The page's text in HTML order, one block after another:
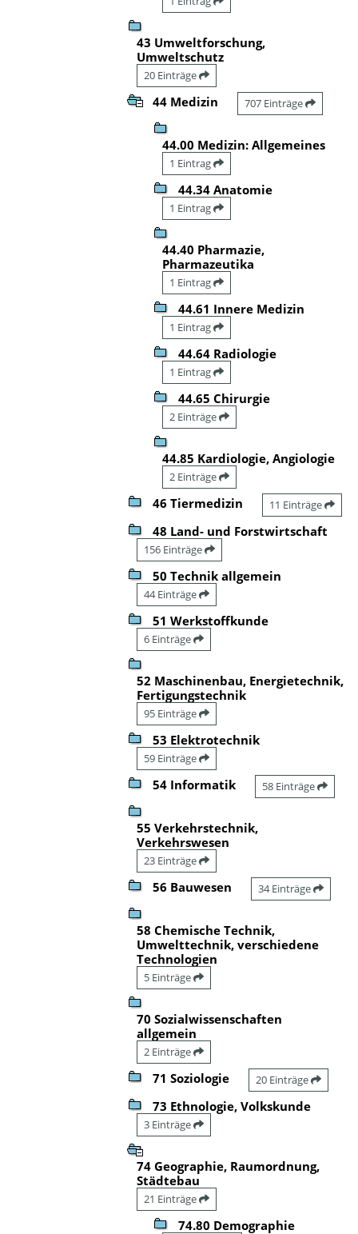
43 Umweltforschung,
Umweltschutz
20 Einträge
44 Medizin 707 Einträge
44.00 Medizin: Allgemeines
1 Eintrag
44.34 Anatomie
1 Eintrag
44.40 Pharmazie,
Pharmazeutika
1 Eintrag
44.61 Innere Medizin
1 Eintrag
44.64 Radiologie
1 Eintrag
44.65 Chirurgie
2 Einträge
44.85 Kardiologie, Angiologie
2 Einträge
46 Tiermedizin 11 Einträge
48 Land- und Forstwirtschaft
156 Einträge
50 Technik allgemein
44 Einträge
51 Werkstoffkunde
6 Einträge
52 Maschinenbau, Energietechnik,
Fertigungstechnik
95 Einträge
53 Elektrotechnik
59 Einträge
54 Informatik 58 Einträge
55 Verkehrstechnik,
Verkehrswesen
23 Einträge
56 Bauwesen 34 Einträge
58 Chemische Technik,
Umwelttechnik, verschiedene
Technologien
5 Einträge
70 Sozialwissenschaften
allgemein
2 Einträge
71 Soziologie 20 Einträge
73 Ethnologie, Volkskunde
3 Einträge
74 Geographie, Raumordnung,
Städtebau
21 Einträge
74.80 Demographie